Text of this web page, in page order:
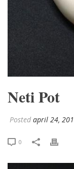
Neti Pot
Posted april 24,
0